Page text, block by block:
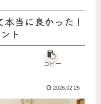
本当に良かった！
ト
コピー
2026.02.25